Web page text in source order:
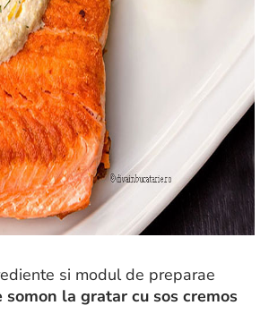
si modul de preparae
somon la gratar cu sos cremos